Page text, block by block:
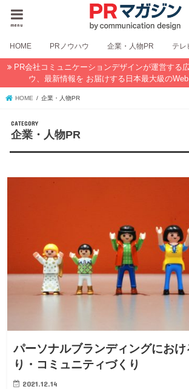
menu
HOME PRノウハウ 企業・人物PR テレ
PR会社コミュニケーションデザインが運営する
ウ、最新情報を お届けする日本最大級のWeb
HOME 企業・人物PR
企業・人物PR
パーソナルブランディングにおけ
り・コミュニティづくり
2021.12.14